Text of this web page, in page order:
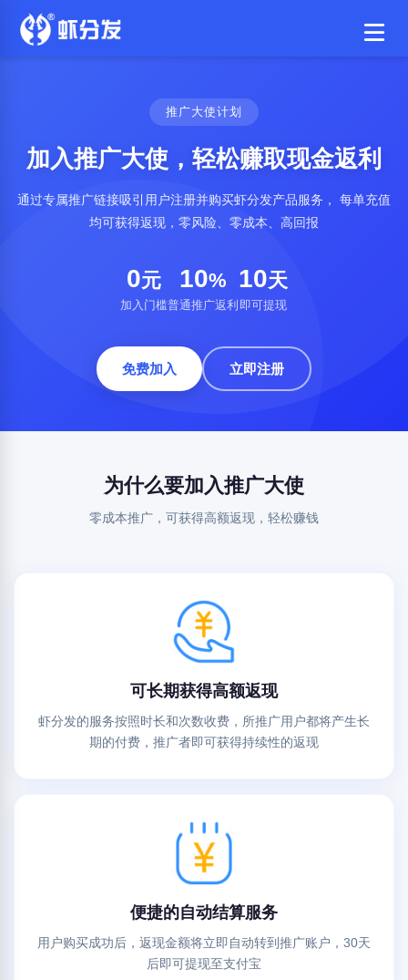
推广大使计划
加入推广大使，轻松赚取现金返利
通过专属推广链接吸引用户注册并购买虾分发产品服务，
每单充值
均可获得返现，零风险、零成本、高回报
0元
加入门槛
10%
普通推广返利
10天
即可提现
免费加入 立即注册
为什么要加入推广大使
零成本推广，可获得高额返现，轻松赚钱
可长期获得高额返现
虾分发的服务按照时长和次数收费，所推广用户都将产生长
期的付费，推广者即可获得持续性的返现
便捷的自动结算服务
用户购买成功后，返现金额将立即自动转到推广账户，30天
后即可提现至支付宝